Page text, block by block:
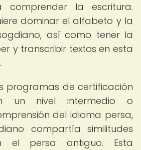
comprender la escritura.
dominar el alfabeto y la
así como tener la
y transcribir textos en esta
programas de certificación
un nivel intermedio o
del idioma persa,
compartía similitudes
el persa antiguo. Esta